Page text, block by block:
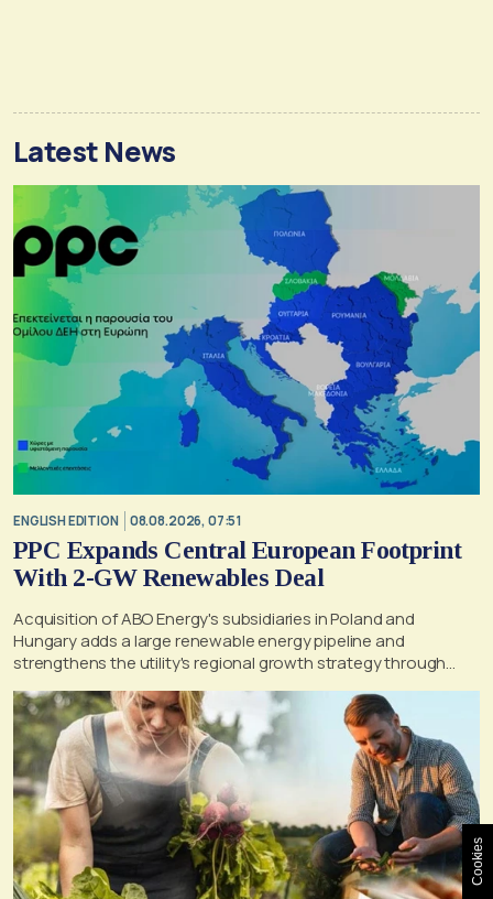
Latest News
ENGLISH EDITION 08.08.2026, 07:51
PPC Expands Central European Footprint
With 2-GW Renewables Deal
Acquisition of ABO Energy's subsidiaries in Poland and
Hungary adds a large renewable energy pipeline and
strengthens the utility's regional growth strategy through
Cookies